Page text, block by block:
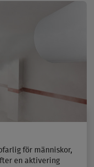
för människor,
en aktivering